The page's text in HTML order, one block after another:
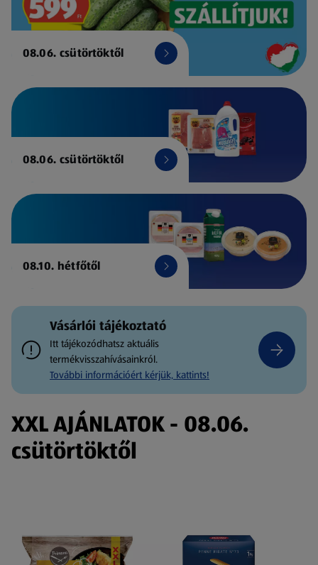
08.06. csütörtöktől
08.06. csütörtöktől
08.10. hétfőtől
Vásárlói tájékoztató
Itt tájékozódhatsz aktuális
termékvisszahívásainkról.
További információért kérjük, kattints!
XXL AJÁNLATOK - 08.06.
csütörtöktől